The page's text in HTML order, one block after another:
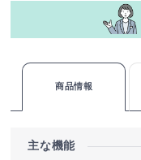
商品情報
主な機能